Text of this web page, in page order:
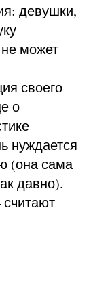
девушки,
может
своего
о
нуждается
(она сама
давно).